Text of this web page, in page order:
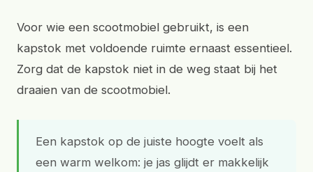
Voor wie een scootmobiel gebruikt, is een
kapstok met voldoende ruimte ernaast essentieel.
Zorg dat de kapstok niet in de weg staat bij het
draaien van de scootmobiel.
Een kapstok op de juiste hoogte voelt als
een warm welkom: je jas glijdt er makkelijk